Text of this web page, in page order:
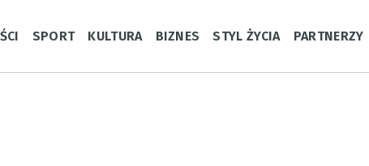
SPORT KULTURA BIZNES STYL ŻYCIA PARTNERZY